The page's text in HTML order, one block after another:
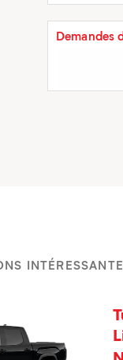
Demandes